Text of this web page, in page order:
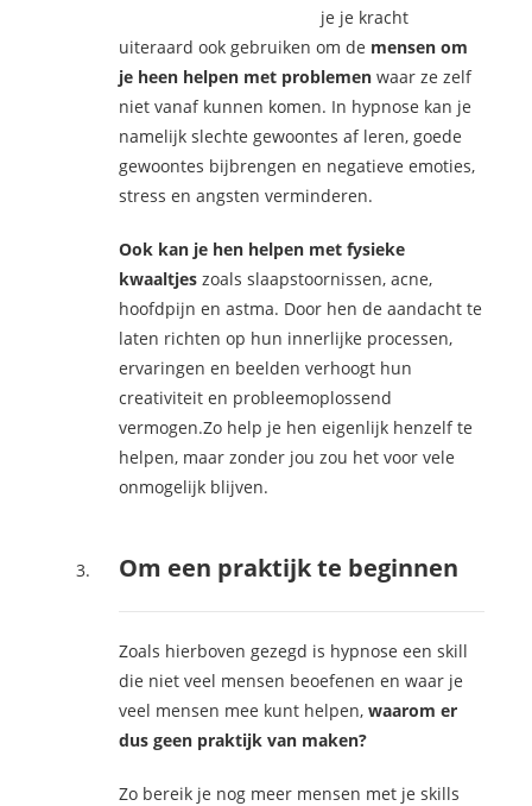
je je kracht
uiteraard ook gebruiken om de mensen om
je heen helpen met problemen waar ze zelf
niet vanaf kunnen komen. In hypnose kan je
namelijk slechte gewoontes af leren, goede
gewoontes bijbrengen en negatieve emoties,
stress en angsten verminderen.
Ook kan je hen helpen met fysieke
kwaaltjes zoals slaapstoornissen, acne,
hoofdpijn en astma. Door hen de aandacht te
laten richten op hun innerlijke processen,
ervaringen en beelden verhoogt hun
creativiteit en probleemoplossend
vermogen.Zo help je hen eigenlijk henzelf te
helpen, maar zonder jou zou het voor vele
onmogelijk blijven.
Om een praktijk te beginnen
Zoals hierboven gezegd is hypnose een skill
die niet veel mensen beoefenen en waar je
veel mensen mee kunt helpen,waarom er
dus geen praktijk van maken?
Zo bereik je nog meer mensen met je skills